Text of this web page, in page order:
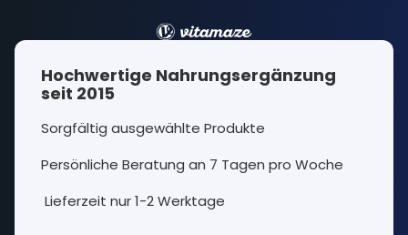
Hochwertige Nahrungsergänzung
seit 2015
Sorgfältig ausgewählte Produkte
Persönliche Beratung an 7 Tagen pro Woche
Lieferzeit nur 1-2 Werktage